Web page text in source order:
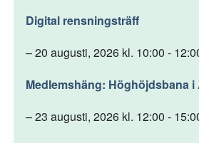
Digital rensningsträff
– 20 augusti, 2026 kl. 10:00 -
Medlemshäng: Höghöjdsbana i
– 23 augusti, 2026 kl. 12:00 -